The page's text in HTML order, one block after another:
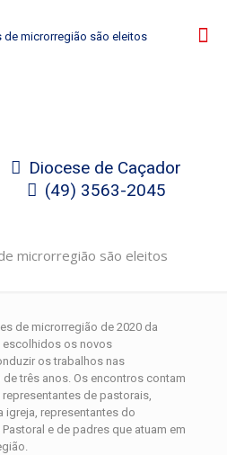
Diocese de Caçador
(49) 3563-2045
microrregião são eleitos
de microrregião de 2020 da
escolhidos os novos
os trabalhos nas
três anos. Os encontros contam
de pastorais,
igreja, representantes do
e de padres que atuam em